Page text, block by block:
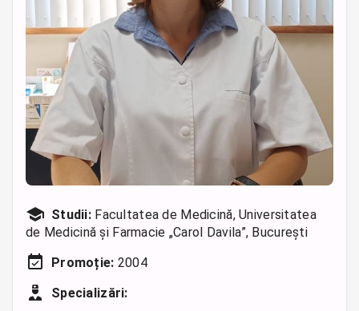
Studii: Facultatea de Medicină, Universitatea
de Medicină și Farmacie „Carol Davila”, București
Promoție: 2004
Specializări: